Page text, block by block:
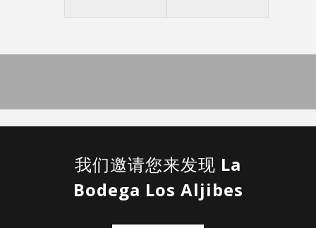
参观
乡村住宿
我们邀请您来发现 La
Bodega Los Aljibes